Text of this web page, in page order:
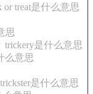
or treat是什么意思
思
trickery是什么意思
么意思
trickster是什么意思